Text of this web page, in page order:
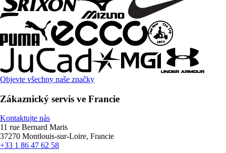
Objevte všechny naše značky
Zákaznický servis ve Francie
Kontaktujte nás
11 rue Bernard Maris
37270 Montlouis-sur-Loire, Francie
+33 1 86 47 62 58